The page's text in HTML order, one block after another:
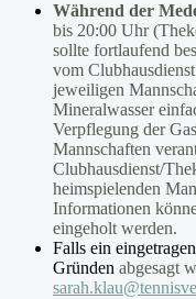
Während der
bis 20:00 Uhr
sollte fortlaufend
vom
jeweiligen
Mineralwasser
Verpflegung der
Mannschaften
Clubhausdienst/
heimspielenden
Informationen
eingeholt werden.
Falls ein
Gründen abgesagt